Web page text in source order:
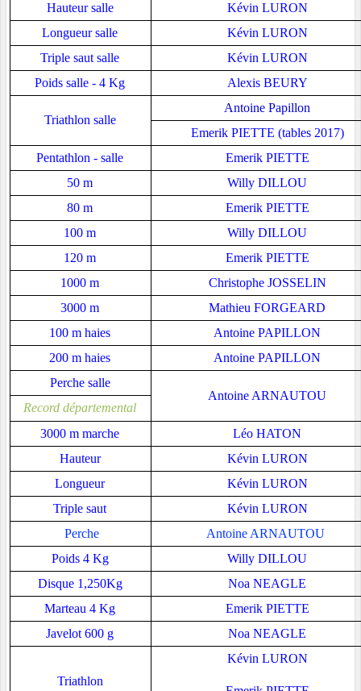
Hauteur salle
Kévin LURON
Longueur salle
Kévin LURON
Triple saut salle
Kévin LURON
Poids salle - 4 Kg
Alexis BEURY
Triathlon salle
Antoine Papillon
Emerik PIETTE (tables 2017)
Pentathlon - salle
Emerik PIETTE
50 m
Willy DILLOU
80 m
Emerik PIETTE
100 m
Willy DILLOU
120 m
Emerik PIETTE
1000 m
Christophe JOSSELIN
3000 m
Mathieu FORGEARD
100 m haies
Antoine PAPILLON
200 m haies
Antoine PAPILLON
Perche salle
Antoine ARNAUTOU
Record départemental
3000 m marche
Léo HATON
Hauteur
Kévin LURON
Longueur
Kévin LURON
Triple saut
Kévin LURON
Perche
Antoine ARNAUTOU
Poids 4 Kg
Willy DILLOU
Disque 1,250Kg
Noa NEAGLE
Marteau 4 Kg
Emerik PIETTE
Javelot 600 g
Noa NEAGLE
Triathlon
Kévin LURON